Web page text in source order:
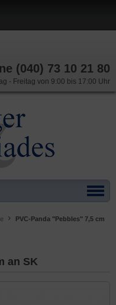
(040) 73 10 21 80
- Freitag von 9:00 bis 17:00 Uhr
PVC-Panda "Pebbles" 7,5 cm
an SK